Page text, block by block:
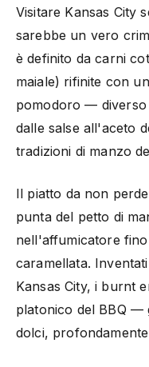
Visitare Kansas City
sarebbe un vero
è definito da carni
maiale) rifinite con
pomodoro — diverso
dalle salse all'aceto
tradizioni di manzo
Il piatto da non
punta del petto di
nell'affumicatore
caramellata.
Kansas City, i burnt
platonico del BBQ —
dolci,